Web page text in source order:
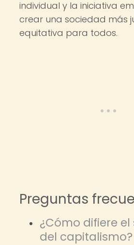
individual y la iniciativa
crear una sociedad más
equitativa para todos.
Preguntas
¿Cómo difiere
del capitalismo?